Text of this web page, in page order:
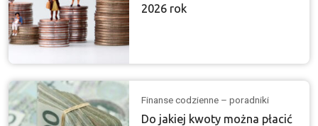
2026 rok
Finanse codzienne – poradniki
Do jakiej kwoty można płacić